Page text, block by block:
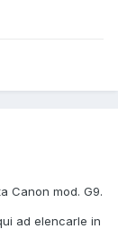
Canon mod. G9.
ad elencarle in